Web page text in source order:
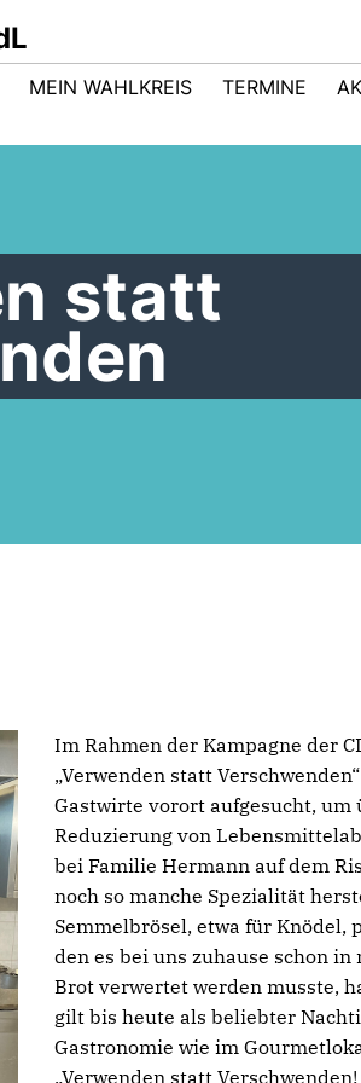
MEIN WAHLKREIS TERMINE
statt
Im Rahmen der Kampagne der
Verwenden statt
Gastwirte vorort aufgesucht,
Reduzierung von
bei Familie Hermann auf dem
noch so manche Spezialität
Semmelbrösel, etwa für Knödel,
den es bei uns zuhause schon
Brot verwertet werden musste,
gilt bis heute als beliebter
Gastronomie wie im
Verwenden statt Verschwenden!